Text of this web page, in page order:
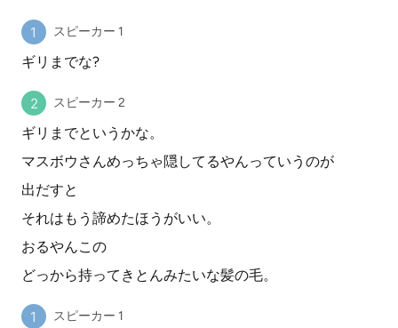
スピーカー 1
ギリまでな?
スピーカー 2
ギリまでというかな。
マスボウさんめっちゃ隠してるやんっていうのが
出だすと
それはもう諦めたほうがいい。
おるやんこの
どっから持ってきとんみたいな髪の毛。
スピーカー 1